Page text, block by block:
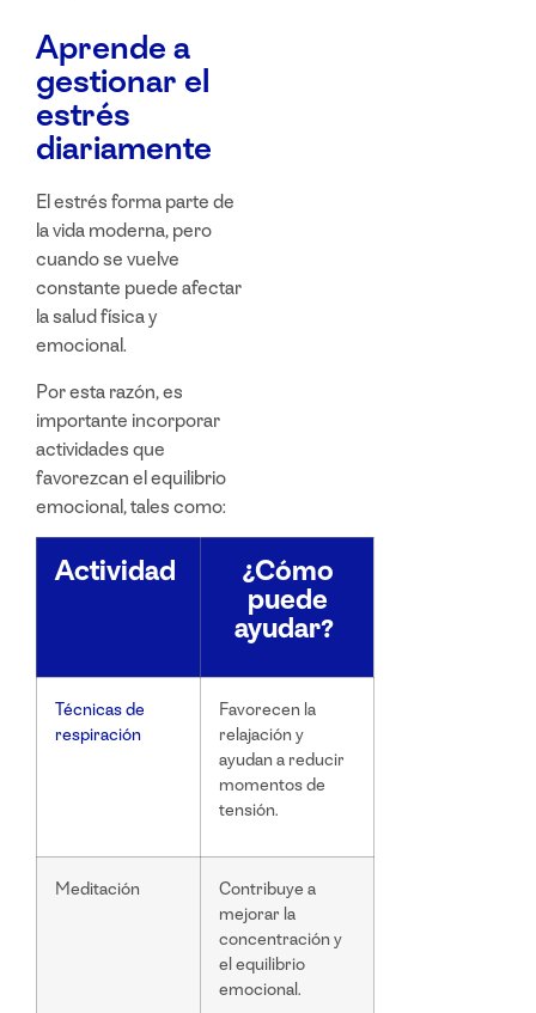
Aprende a
gestionar el
estrés
diariamente
El estrés forma parte de
la vida moderna, pero
cuando se vuelve
constante puede afectar
la salud física y
emocional.
Por esta razón, es
importante incorporar
actividades que
favorezcan el equilibrio
emocional, tales como:
Actividad
¿Cómo
puede
ayudar?
Técnicas de
respiración
Favorecen la
relajación y
ayudan a reducir
momentos de
tensión.
Meditación
Contribuye a
mejorar la
concentración y
el equilibrio
emocional.